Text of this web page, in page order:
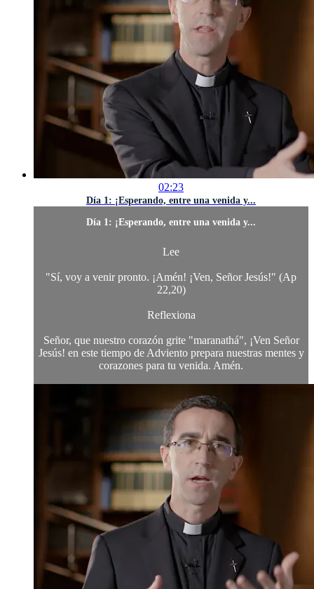
02:23
Día 1: ¡Esperando, entre una venida y...
Día 1: ¡Esperando, entre una venida y...
Lee
"Sí, voy a venir pronto. ¡Amén! ¡Ven, Señor Jesús!" (Ap
22,20)
Reflexiona
Señor, que nuestro corazón grite "maranathá", ¡Ven Señor
Jesús! en este tiempo de Adviento prepara nuestras mentes y
corazones para tu venida. Amén.